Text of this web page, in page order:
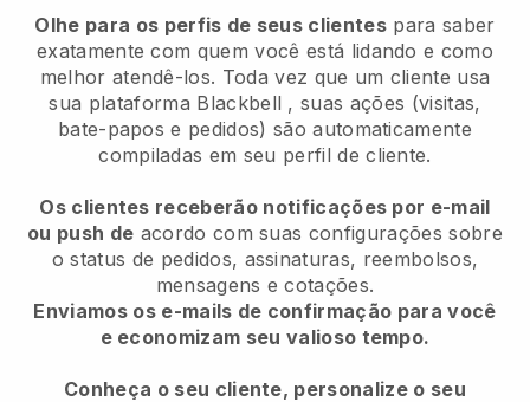
Olhe para os perfis de seus clientes para saber
exatamente com quem você está lidando e como
melhor atendê-los. Toda vez que um cliente usa
sua plataforma Blackbell , suas ações (visitas,
bate-papos e pedidos) são automaticamente
compiladas em seu perfil de cliente.
Os clientes receberão notificações por e-mail
ou push de acordo com suas configurações sobre
o status de pedidos, assinaturas, reembolsos,
mensagens e cotações.
Enviamos os e-mails de confirmação para você
e economizam seu valioso tempo.
Conheça o seu cliente, personalize o seu